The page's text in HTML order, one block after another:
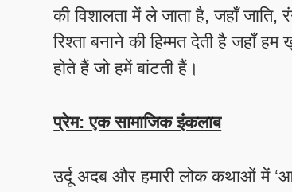
की विशालता में ले जाता है, जहाँ जाति,
रिश्ता बनाने की हिम्मत देती है जहाँ
होते हैं जो हमें बांटती हैं।
प्रेम: एक सामाजिक इंकलाब
​उर्दू अदब और हमारी लोक कथाओं में